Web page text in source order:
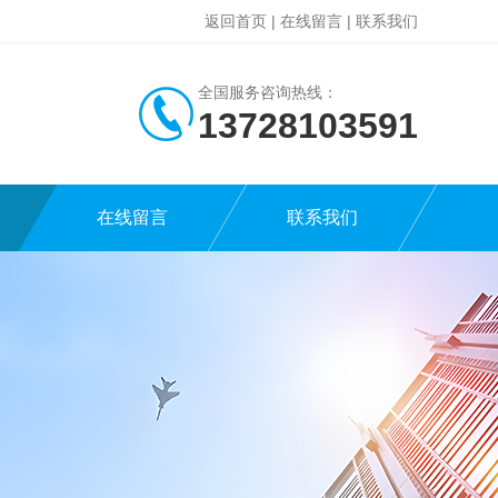
返回首页 | 在线留言 | 联系我们
全国服务咨询热线：
13728103591
在线留言 联系我们